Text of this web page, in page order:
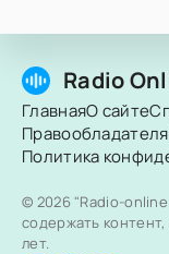
Radio
ГлавнаяО сайте
Политика
© 2026 "Radio-
содержать
лет.